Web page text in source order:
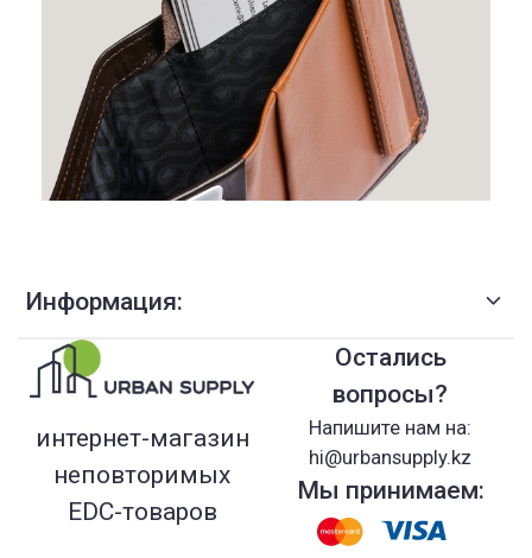
Информация:
интернет-магазин
неповторимых
EDC-товаров
Остались
вопросы?
Напишите нам на:
hi@urbansupply.kz
Мы принимаем: